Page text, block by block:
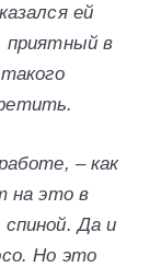
ей
приятный в
– как
на это в
Да и
Но это